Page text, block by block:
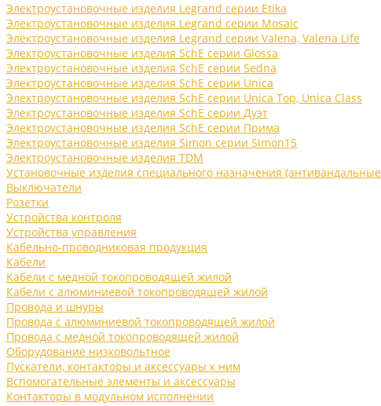
Электроустановочные изделия Legrand серии Etika
Электроустановочные изделия Legrand серии Mosaic
Электроустановочные изделия Legrand серии Valena, Valena Life
Электроустановочные изделия SchE серии Glossa
Электроустановочные изделия SchE серии Sedna
Электроустановочные изделия SchE серии Unica
Электроустановочные изделия SchE серии Unica Top, Unica Class
Электроустановочные изделия SchE серии Дуэт
Электроустановочные изделия SchE серии Прима
Электроустановочные изделия Simon серии Simon15
Электроустановочные изделия TDM
Установочные изделия специального назначения
Выключатели
Розетки
Устройства контроля
Устройства управления
Кабельно-проводниковая продукция
Кабели
Кабели с медной токопроводящей жилой
Кабели с алюминиевой токопроводящей жилой
Провода и шнуры
Провода с алюминиевой токопроводящей жилой
Провода с медной токопроводящей жилой
Оборудование низковольтное
Пускатели, контакторы и аксессуары к ним
Вспомогательные элементы и аксессуары
Контакторы в модульном исполнении